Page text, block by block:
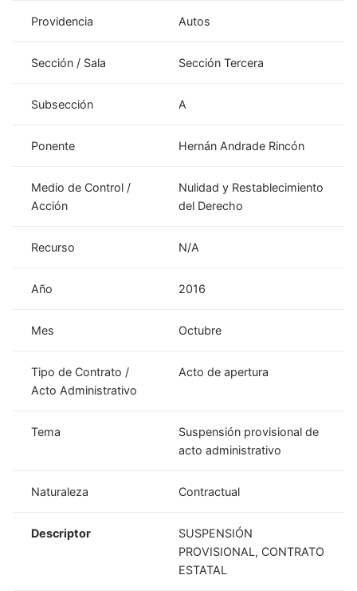
Providencia Autos
Sección / Sala Sección Tercera
Subsección A
Ponente Hernán Andrade Rincón
Medio de Control /
Acción
Nulidad y Restablecimiento
del Derecho
Recurso N/A
Año 2016
Mes Octubre
Tipo de Contrato /
Acto Administrativo
Acto de apertura
Tema
Suspensión provisional de
acto administrativo
Naturaleza Contractual
Descriptor
SUSPENSIÓN
PROVISIONAL, CONTRATO
ESTATAL